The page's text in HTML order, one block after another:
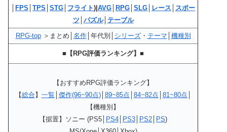
FPS TPS STG フライト)| AVG RPG SLG レース
スポー
ツ パズル│ テーブル
RPG-top＞まとめ│ 名作│年代別│ シリーズ・ テーマ 機種別
■【RPG評価ランキング】■
【おすすめRPG評価ランキング】
【総合】 一覧 傑作(96~90点)│ 89~85点 84~82点 81~80点
【機種別】
【据置】ソニー (PS5│
PS4 PS3 PS2 PS)